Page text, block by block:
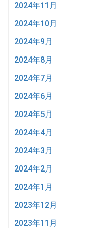
2024年11月
2024年10月
2024年9月
2024年8月
2024年7月
2024年6月
2024年5月
2024年4月
2024年3月
2024年2月
2024年1月
2023年12月
2023年11月